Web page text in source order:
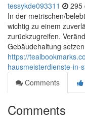
tessykde093311 295
In der metrischen/
wichtig zu einem
zurückzugreifen.
Gebäudehaltung
https://
hausmeisterdienste-in-
Comments
Comments